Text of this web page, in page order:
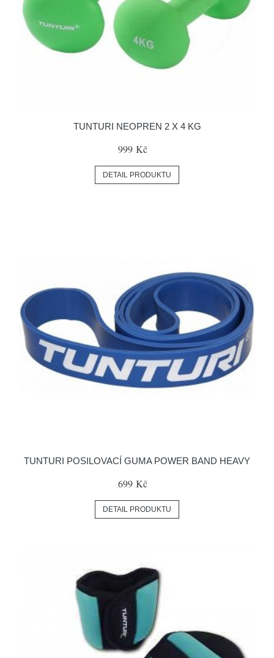
TUNTURI NEOPREN 2 X 4 KG
999 Kč
DETAIL PRODUKTU
TUNTURI POSILOVACÍ GUMA POWER BAND HEAVY
699 Kč
DETAIL PRODUKTU